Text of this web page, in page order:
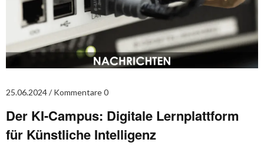
25.06.2024 Kommentare 0
Der KI-Campus: Digitale Lernplattform
für Künstliche Intelligenz